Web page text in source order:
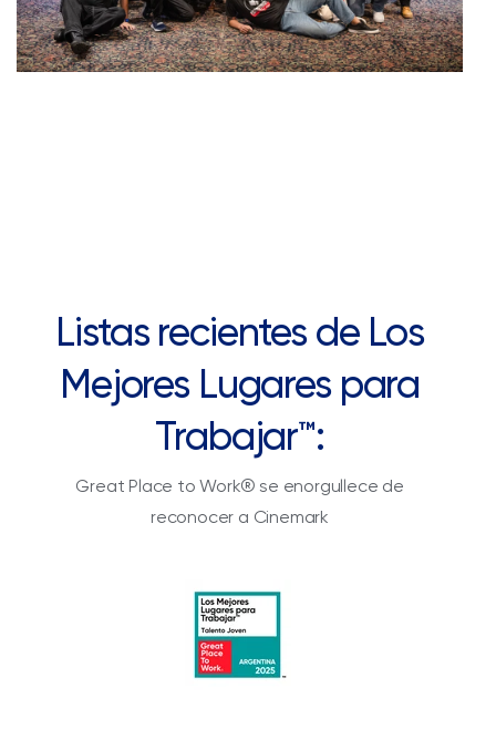
Listas recientes de Los
Mejores Lugares para
Trabajar™:
Great Place to Work® se enorgullece de
reconocer a Cinemark